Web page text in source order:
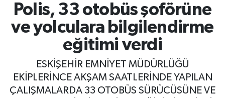
Polis, 33 otobüs şoförüne
ve yolculara bilgilendirme
eğitimi verdi
ESKİŞEHİR EMNİYET MÜDÜRLÜĞÜ
EKİPLERİNCE AKŞAM SAATLERİNDE YAPILAN
ÇALIŞMALARDA 33 OTOBÜS SÜRÜCÜSÜNE VE